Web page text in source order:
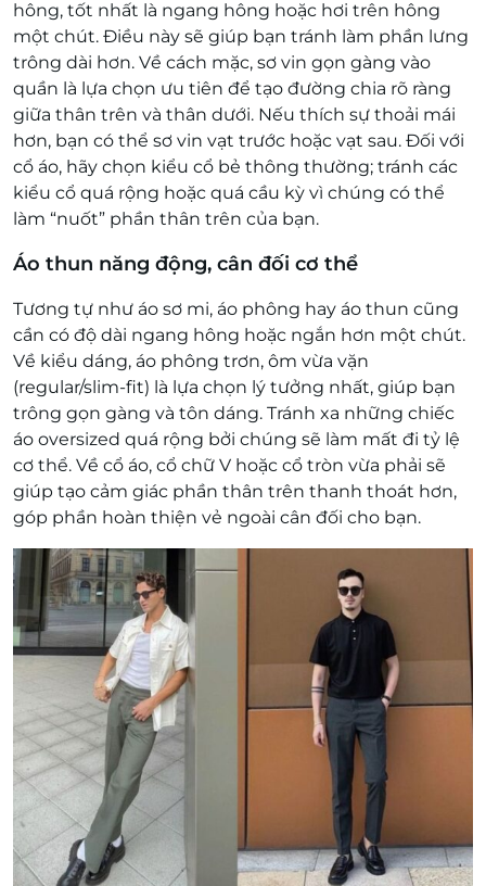
hông, tốt nhất là ngang hông hoặc hơi trên hông
một chút. Điều này sẽ giúp bạn tránh làm phần lưng
trông dài hơn. Về cách mặc, sơ vin gọn gàng vào
quần là lựa chọn ưu tiên để tạo đường chia rõ ràng
giữa thân trên và thân dưới. Nếu thích sự thoải mái
hơn, bạn có thể sơ vin vạt trước hoặc vạt sau. Đối với
cổ áo, hãy chọn kiểu cổ bẻ thông thường; tránh các
kiểu cổ quá rộng hoặc quá cầu kỳ vì chúng có thể
làm “nuốt” phần thân trên của bạn.
Áo thun năng động, cân đối cơ thể
Tương tự như áo sơ mi, áo phông hay áo thun cũng
cần có độ dài ngang hông hoặc ngắn hơn một chút.
Về kiểu dáng, áo phông trơn, ôm vừa vặn
(regular/slim-fit) là lựa chọn lý tưởng nhất, giúp bạn
trông gọn gàng và tôn dáng. Tránh xa những chiếc
áo oversized quá rộng bởi chúng sẽ làm mất đi tỷ lệ
cơ thể. Về cổ áo, cổ chữ V hoặc cổ tròn vừa phải sẽ
giúp tạo cảm giác phần thân trên thanh thoát hơn,
góp phần hoàn thiện vẻ ngoài cân đối cho bạn.